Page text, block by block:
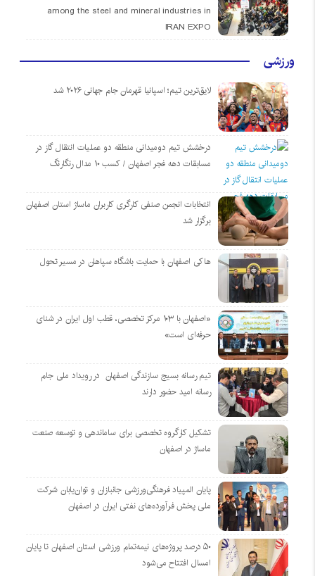
among the steel and mineral industries in
IRAN EXPO
ورزشی
لایق‌ترین تیم؛ اسپانیا قهرمان جام جهانی ۲۰۲۶ شد
درخشش تیم دومیدانی منطقه دو عملیات انتقال گاز در
مسابقات دهه فجر اصفهان / کسب ۱۰ مدال رنگارنگ
انتخابات انجمن صنفی کارگری کاربران ماساژ استان اصفهان
برگزار شد
هاکی اصفهان با حمایت باشگاه سپاهان در مسیر تحول
«اصفهان با ۱۰۳ مرکز تخصصی، قطب اول ایران در شنای
حرفه‌ای است»
تیم رسانه بسیج سازندگی اصفهان در رویداد ملی جام
رسانه امید حضور دارند
تشکیل کارگروه تخصصی برای ساماندهی و توسعه صنعت
ماساژ در اصفهان
پایان المپیاد فرهنگی‌ورزشی جانبازان و توان‌یابان شرکت
ملی پخش فرآورده‌های نفتی ایران در اصفهان
۵۰ درصد پروژه‌های نیمه‌تمام ورزشی استان اصفهان تا پایان
امسال افتتاح می‌شود